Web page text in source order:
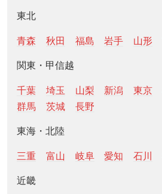
東北
青森 秋田 福島 岩手 山形
関東・甲信越
千葉 埼玉 山梨 新潟 東京
群馬
茨城 長野
東海・北陸
三重 富山 岐阜 愛知 石川
近畿